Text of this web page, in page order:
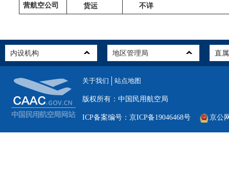
营航空公司
货运 不详
关于我们 站点地图
版权所有：中国民用航空局
ICP备案编号：京ICP备19046468号 京公